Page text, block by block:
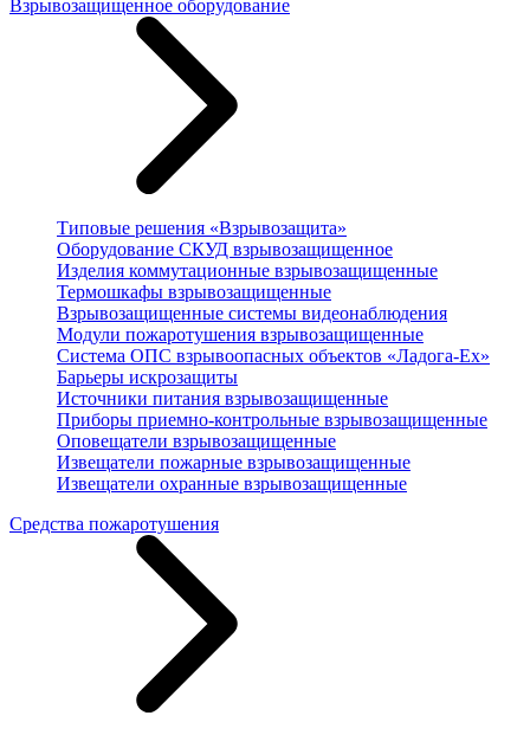
Взрывозащищенное оборудование
Типовые решения «Взрывозащита»
Оборудование СКУД взрывозащищенное
Изделия коммутационные взрывозащищенные
Термошкафы взрывозащищенные
Взрывозащищенные системы видеонаблюдения
Модули пожаротушения взрывозащищенные
Система ОПС взрывоопасных объектов «Ладога-Ex»
Барьеры искрозащиты
Источники питания взрывозащищенные
Приборы приемно-контрольные взрывозащищенные
Оповещатели взрывозащищенные
Извещатели пожарные взрывозащищенные
Извещатели охранные взрывозащищенные
Средства пожаротушения